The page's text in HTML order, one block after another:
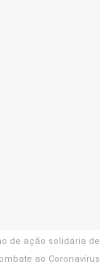
de ação solidária de
ao Coronavírus